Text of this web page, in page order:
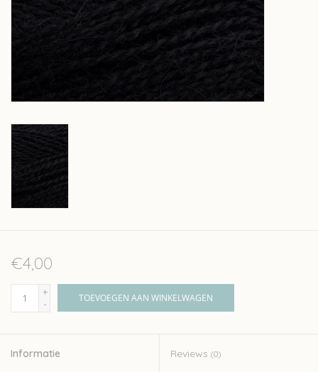
Over wolder
€4,00
+
-
TOEVOEGEN AAN WINKELWAGEN
Informatie Reviews (0)